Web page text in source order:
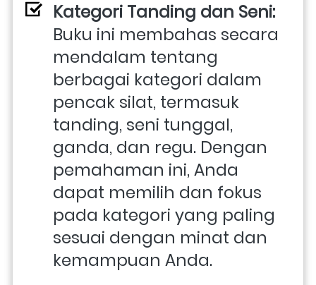
Kategori Tanding dan Seni:
Buku ini membahas secara
mendalam tentang
berbagai kategori dalam
pencak silat, termasuk
tanding, seni tunggal,
ganda, dan regu. Dengan
pemahaman ini, Anda
dapat memilih dan fokus
pada kategori yang paling
sesuai dengan minat dan
kemampuan Anda.